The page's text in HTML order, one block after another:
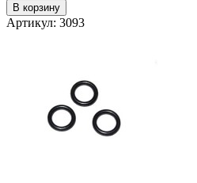
В корзину
Артикул: 3093